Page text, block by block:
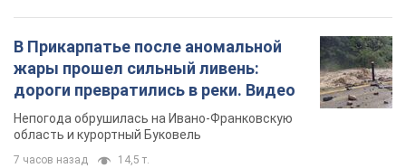
В Прикарпатье после аномальной
жары прошел сильный ливень:
дороги превратились в реки. Видео
Непогода обрушилась на Ивано-Франковскую
область и курортный Буковель
7 часов назад 14,5 т.